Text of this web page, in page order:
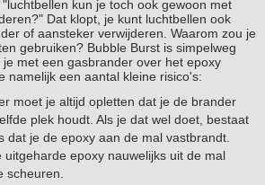
kun je toch ook gewoon met
Dat klopt, je kunt luchtbellen ook
of aansteker verwijderen. Waarom zou je
gebruiken? Bubble Burst is simpelweg
met een gasbrander over het epoxy
namelijk een aantal kleine risico's:
moet je altijd opletten dat je de brander
plek houdt. Als je dat wel doet, bestaat
dat je de epoxy aan de mal vastbrandt.
uitgeharde epoxy nauwelijks uit de mal
scheuren.